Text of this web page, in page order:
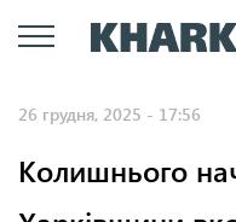
26 грудня, 2025 - 17:56
Колишнього